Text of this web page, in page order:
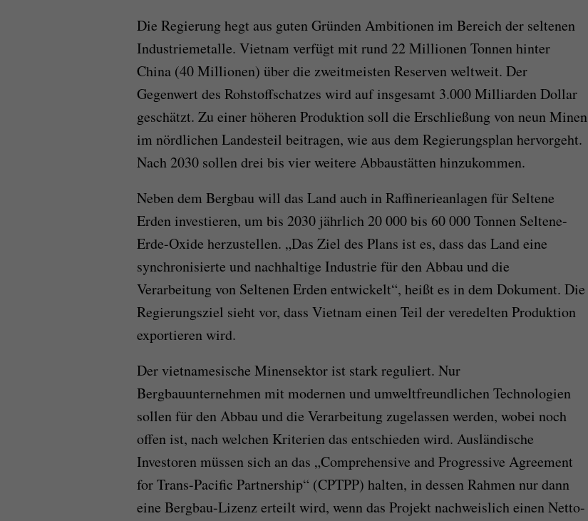
Die Regierung hegt aus guten Gründen Ambitionen im Bereich der seltenen
Industriemetalle. Vietnam verfügt mit rund 22 Millionen Tonnen hinter
China (40 Millionen) über die zweitmeisten Reserven weltweit. Der
Gegenwert des Rohstoffschatzes wird auf insgesamt 3.000 Milliarden Dollar
geschätzt. Zu einer höheren Produktion soll die Erschließung von neun Minen
im nördlichen Landesteil beitragen, wie aus dem Regierungsplan hervorgeht.
Nach 2030 sollen drei bis vier weitere Abbaustätten hinzukommen.
Neben dem Bergbau will das Land auch in Raffinerieanlagen für Seltene
Erden investieren, um bis 2030 jährlich 20 000 bis 60 000 Tonnen Seltene-
Erde-Oxide herzustellen. „Das Ziel des Plans ist es, dass das Land eine
synchronisierte und nachhaltige Industrie für den Abbau und die
Verarbeitung von Seltenen Erden entwickelt“, heißt es in dem Dokument. Die
Regierungsziel sieht vor, dass Vietnam einen Teil der veredelten Produktion
exportieren wird.
Der vietnamesische Minensektor ist stark reguliert. Nur
Bergbauunternehmen mit modernen und umweltfreundlichen Technologien
sollen für den Abbau und die Verarbeitung zugelassen werden, wobei noch
offen ist, nach welchen Kriterien das entschieden wird. Ausländische
Investoren müssen sich an das „Comprehensive and Progressive Agreement
for Trans-Pacific Partnership“ (CPTPP) halten, in dessen Rahmen nur dann
eine Bergbau-Lizenz erteilt wird, wenn das Projekt nachweislich einen Netto-